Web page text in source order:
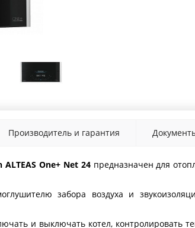
Производитель и гарантия
ALTEAS One+ Net 24предназначен для
забора воздуха и
и выключать котел,